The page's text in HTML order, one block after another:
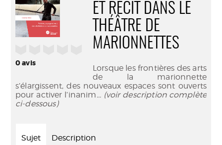
0avis
ET RÉCIT DANS LE
THÉÂTRE DE
MARIONNETTES
Lorsque les frontières des arts
de la marionnette
s’élargissent, des nouveaux espaces sont ouverts
pour activer l’inanim... (voir description complète
ci-dessous)
Sujet Description